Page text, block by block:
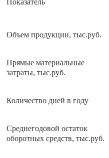
Показатель
Объем продукции, тыс.руб.
Прямые материальные
затраты, тыс.руб.
Количество дней в году
Среднегодовой остаток
оборотных средств, тыс.руб.